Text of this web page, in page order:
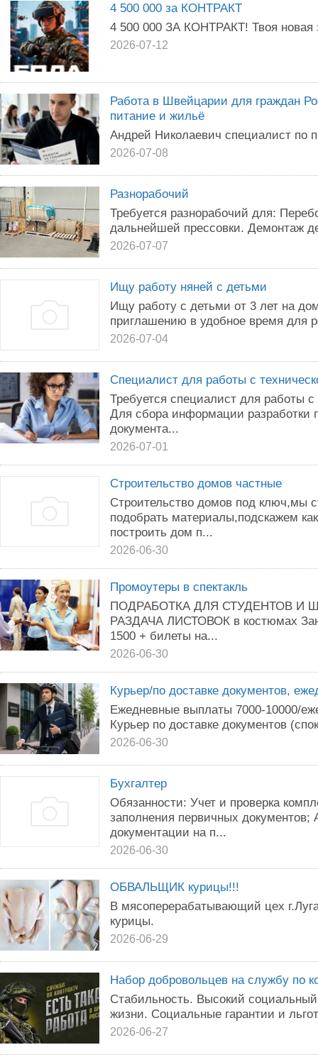
4 500 000 за КОНТРАКТ
4 500 000 ЗА КОНТРАКТ! Твоя новая
2026-07-12
Работа в Швейцарии для граждан
питание и жильё
Андрей Николаевич специалист по
2026-07-08
Разнорабочий
Требуется разнорабочий для:
дальнейшей прессовки. Демонтаж
2026-07-07
Ищу работу няней с детьми
Ищу работу с детьми от 3 лет на
приглашению в удобное время для
2026-07-04
Специалист для работы с
Требуется специалист для работы
Для сбора информации разработки
документа...
2026-07-01
Строительство домов частные
Строительство домов под ключ,мы
подобрать материалы,подскажем
построить дом п...
2026-06-30
Промоутеры в спектакль
ПОДРАБОТКА ДЛЯ СТУДЕНТОВ И
РАЗДАЧА ЛИСТОВОК в костюмах
1500 + билеты на...
2026-06-30
Курьер/по доставке документов,
Ежедневные выплаты 7000-10000/
Курьер по доставке документов
2026-06-30
Бухгалтер
Обязанности: Учет и проверка
заполнения первичных документов;
документации на п...
2026-06-30
ОБВАЛЬЩИК курицы!!!
В мясоперерабатывающий цех
курицы.
2026-06-29
Набор добровольцев на службу по
Стабильность. Высокий
жизни. Социальные гарантии и
2026-06-27